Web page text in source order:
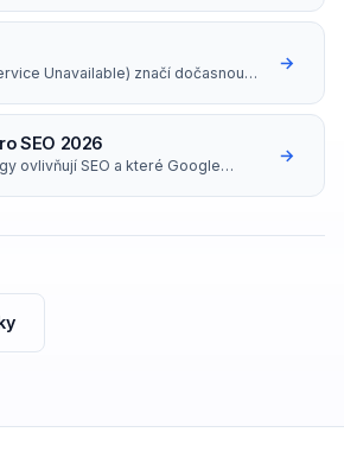
intent.
Unavailable) značí dočasnou
→
SEO 2026
ovlivňují SEO a které Google
→